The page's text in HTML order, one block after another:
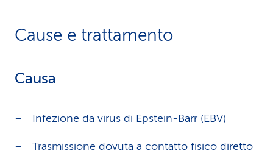
Cause e trattamento
Causa
Infezione da virus di Epstein-Barr (EBV)
Trasmissione dovuta a contatto fisico diretto